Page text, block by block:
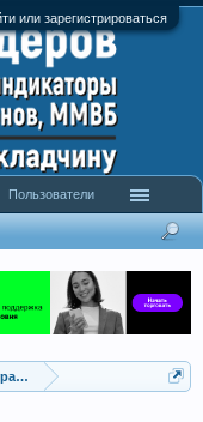
или зарегистрироваться
Пользователи